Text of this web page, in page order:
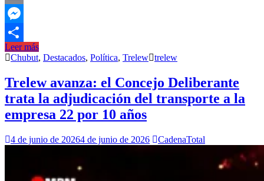
Email
Messenger
Compartir
Leer más
Chubut, Destacados, Política, Trelew trelew
Trelew avanza: el Concejo Deliberante
trata la adjudicación del transporte a la
empresa 22 por 10 años
4 de junio de 20264 de junio de 2026 CadenaTotal